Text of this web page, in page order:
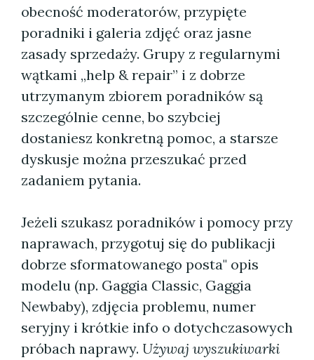
obecność moderatorów, przypięte
poradniki i galeria zdjęć oraz jasne
zasady sprzedaży. Grupy z regularnymi
wątkami „help & repair” i z dobrze
utrzymanym zbiorem poradników są
szczególnie cenne, bo szybciej
dostaniesz konkretną pomoc, a starsze
dyskusje można przeszukać przed
zadaniem pytania.
Jeżeli szukasz poradników i pomocy przy
naprawach, przygotuj się do publikacji
dobrze sformatowanego posta" opis
modelu (np. Gaggia Classic, Gaggia
Newbaby), zdjęcia problemu, numer
seryjny i krótkie info o dotychczasowych
próbach naprawy. Używaj wyszukiwarki